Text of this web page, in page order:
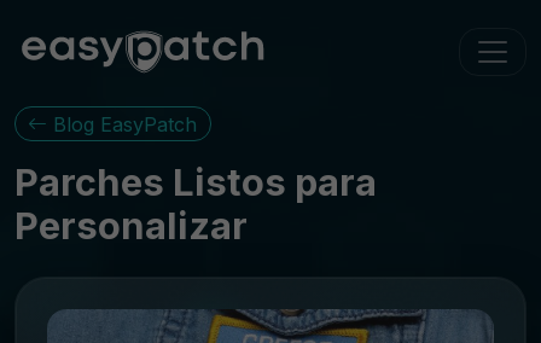
Blog EasyPatch
Parches Listos para
Personalizar